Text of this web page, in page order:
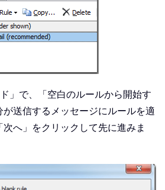
」で、「空白のルールから開始す
送信するメッセージにルールを適
へ」をクリックして先に進みま